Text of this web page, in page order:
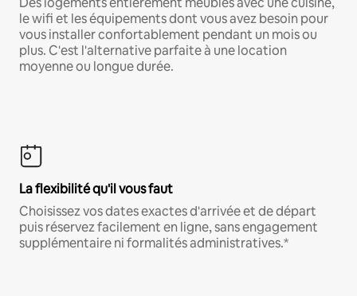
le wifi et les équipements dont vous avez besoin pour
vous installer confortablement pendant un mois ou
plus. C'est l'alternative parfaite à une location
moyenne ou longue durée.
La flexibilité qu'il vous faut
Choisissez vos dates exactes d'arrivée et de départ
puis réservez facilement en ligne, sans engagement
supplémentaire ni formalités administratives.*